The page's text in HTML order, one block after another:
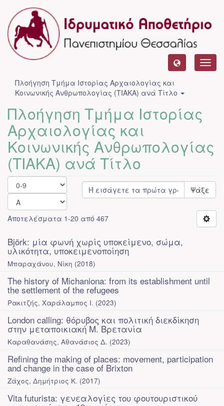
Πλοήγηση Τμήμα Ιστορίας Αρχαιολογίας και
Κοινωνικής Ανθρωπολογίας (ΤΙΑΚΑ) ανά Τίτλο
Πλοήγηση Τμήμα Ιστορίας
Αρχαιολογίας και
Κοινωνικής Ανθρωπολογίας
(ΤΙΑΚΑ) ανά Τίτλο
Ψάξε
Αποτελέσματα 1-20 από 467
Björk: μία φωνή χωρίς υποκείμενο, σώμα,
υλικότητα, υποκειμενοποίηση
Μπαραχάνου, Νίκη (2018)
The history of Michaniona: from its establishment until
the settlement of the refugees
Ρακιτζής, Χαράλαμπος Ι. (2023)
London calling: θόρυβος και πολιτική διεκδίκηση
στην μεταποικιακή Μ. Βρετανία
Καραθανάσης, Αθανάσιος Δ. (2023)
Refining the making of places: movement, participation
and change in the case of Brixton
Ζάχος, Δημήτριος Κ. (2017)
Vita futurista: γενεαλογίες του φουτουριστικού